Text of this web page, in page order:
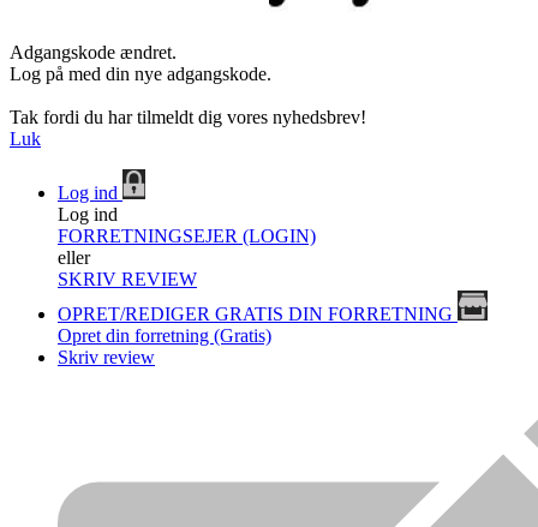
Adgangskode ændret.
Log på med din nye adgangskode.
Tak fordi du har tilmeldt dig vores nyhedsbrev!
Luk
Log ind
Log ind
FORRETNINGSEJER (LOGIN)
eller
SKRIV REVIEW
OPRET/REDIGER GRATIS DIN FORRETNING
Opret din forretning (Gratis)
Skriv review